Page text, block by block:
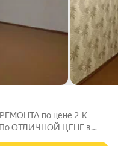
по цене 2-К
По ОТЛИЧНОЙ ЦЕНЕ в